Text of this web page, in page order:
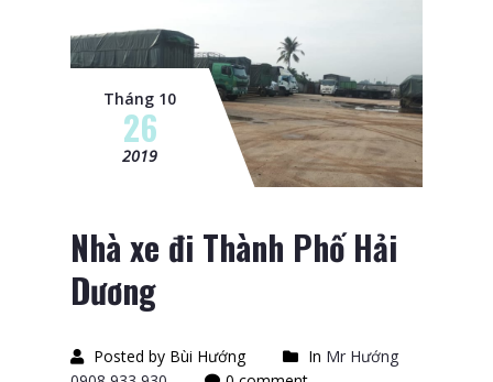
Tháng 10
26
2019
Nhà xe đi Thành Phố Hải
Dương
Posted by Bùi Hướng In Mr Hướng